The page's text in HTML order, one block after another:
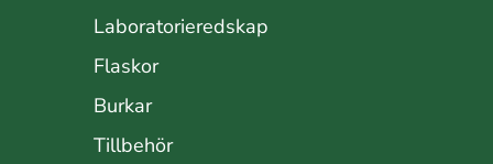
Laboratorieredskap
Flaskor
Burkar
Tillbehör